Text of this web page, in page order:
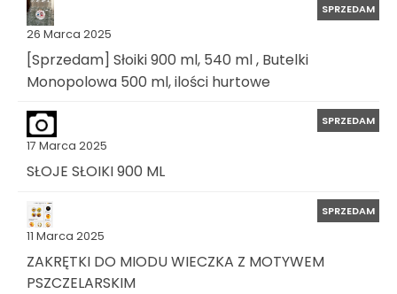
26 Marca 2025
SPRZEDAM
[Sprzedam] Słoiki 900 ml, 540 ml , Butelki
Monopolowa 500 ml, ilości hurtowe
17 Marca 2025
SPRZEDAM
SŁOJE SŁOIKI 900 ML
11 Marca 2025
SPRZEDAM
ZAKRĘTKI DO MIODU WIECZKA Z MOTYWEM
PSZCZELARSKIM